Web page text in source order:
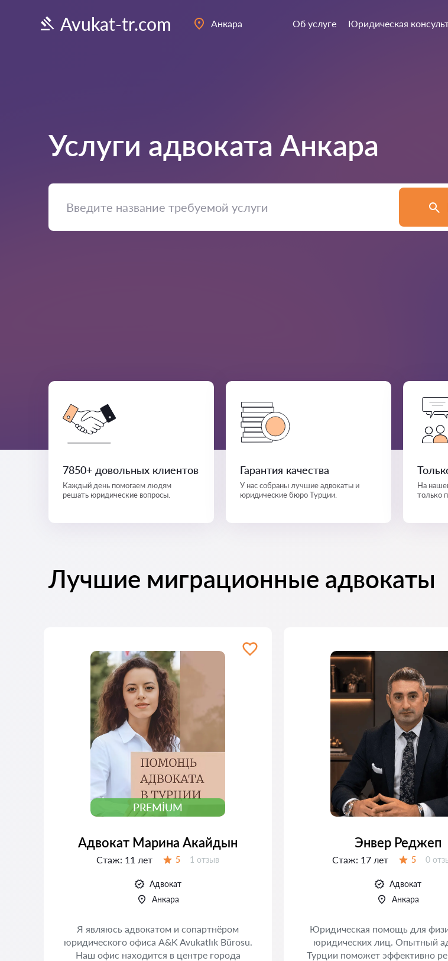
Avukat-tr.com Анкара Об услуге Юридическая
Услуги адвоката Анкара
7850+ довольных клиентов
Каждый день помогаем людям
решать юридические вопросы.
Гарантия качества
У нас собраны лучшие адвокаты и
юридические бюро Турции.
На
только
Лучшие миграционные адвокаты
PREMIUM
Адвокат Марина Акайдын
Стаж: 11 лет 5 Отзывов:
1 отзыв
Адвокат
Анкара
Я являюсь адвокатом и сопартнёром
юридического офиса A&K Avukatlık Bürosu.
Наш офис находится в центре города
Энвер Реджеп
Стаж: 17 лет 5 0
Адвокат
Анкара
Юридическая помощь для
юридических лиц. Опытный
Турции поможет эффективно